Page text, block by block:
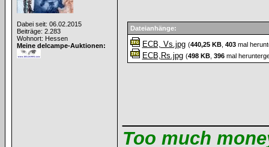
Dabei seit: 06.02.2015
Beiträge: 2.283
Wohnort: Hessen
Meine delcampe-Auktionen:
Dateianhänge:
ECB, Vs.jpg (440,25 KB, 403mal
ECB,Rs.jpg (498 KB, 396mal
Too much